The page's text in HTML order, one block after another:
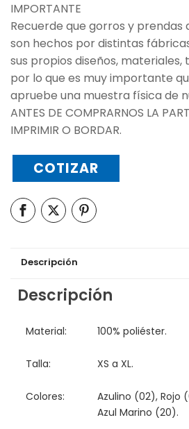
IMPORTANTE
Recuerde que gorros y prendas
son hechos por distintas
sus propios diseños, materiales,
por lo que es muy importante
apruebe una muestra física de
ANTES DE COMPRARNOS LA
IMPRIMIR O BORDAR.
COTIZAR
Descripción
Descripción
Material: 100% poliéster.
Talla: XS a XL.
Colores:
Azulino (02), Rojo
Azul Marino (20).